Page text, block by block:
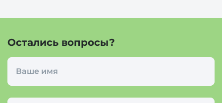
Остались вопросы?